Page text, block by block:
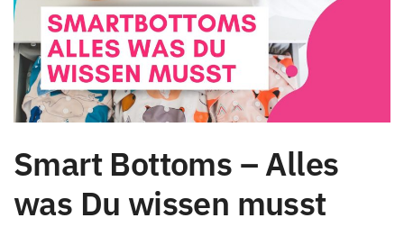
Smart Bottoms – Alles
was Du wissen musst